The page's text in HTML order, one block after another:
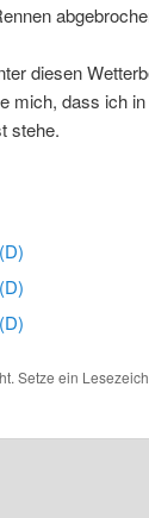
diesen
mich, dass ich
Setze ein